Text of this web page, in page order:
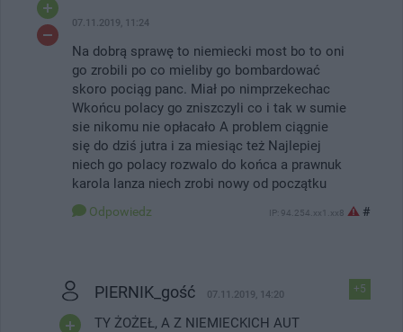
07.11.2019, 11:24
Na dobrą sprawę to niemiecki most bo to oni
go zrobili po co mieliby go bombardować
skoro pociąg panc. Miał po nimprzekechac
Wkońcu polacy go zniszczyli co i tak w sumie
sie nikomu nie opłacało A problem ciągnie
się do dziś jutra i za miesiąc też Najlepiej
niech go polacy rozwalo do końca a prawnuk
karola lanza niech zrobi nowy od początku
Odpowiedz IP: 94.254.xx1.xx8 #
+5
PIERNIK_gość 07.11.2019, 14:20
TY ŻOŻEŁ, A Z NIEMIECKICH AUT